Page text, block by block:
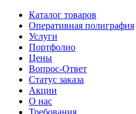
Каталог товаров
Оперативная полиграфия
Услуги
Портфолио
Цены
Вопрос-Ответ
Статус заказа
Акции
О нас
Требования